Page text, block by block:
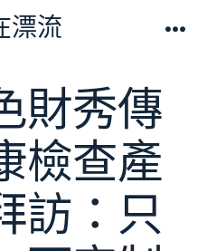
漂流
財秀傳
檢查產
訪：只